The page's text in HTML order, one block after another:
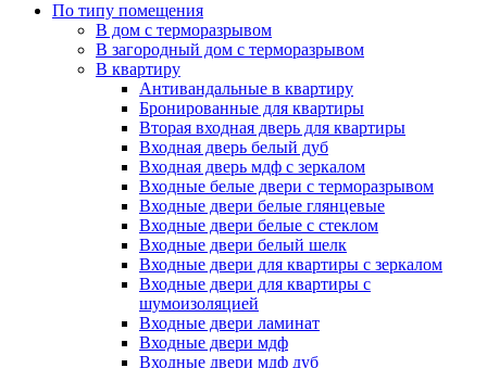
По типу помещения
В дом с терморазрывом
В загородный дом с терморазрывом
В квартиру
Антивандальные в квартиру
Бронированные для квартиры
Вторая входная дверь для квартиры
Входная дверь белый дуб
Входная дверь мдф с зеркалом
Входные белые двери с терморазрывом
Входные двери белые глянцевые
Входные двери белые с стеклом
Входные двери белый шелк
Входные двери для квартиры с зеркалом
Входные двери для квартиры с
шумоизоляцией
Входные двери ламинат
Входные двери мдф
Входные двери мдф дуб